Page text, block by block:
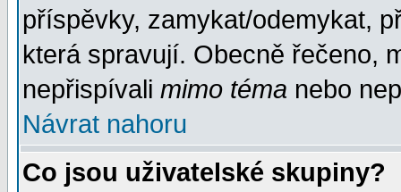
příspěvky, zamykat/odemykat,
která spravují. Obecně řečeno,
nepřispívali mimo téma nebo
Návrat nahoru
Co jsou uživatelské skupiny?